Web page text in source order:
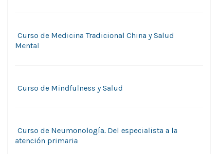
Curso de Medicina Tradicional China y Salud
Mental
Curso de Mindfulness y Salud
Curso de Neumonologí­a. Del especialista a la
atención primaria